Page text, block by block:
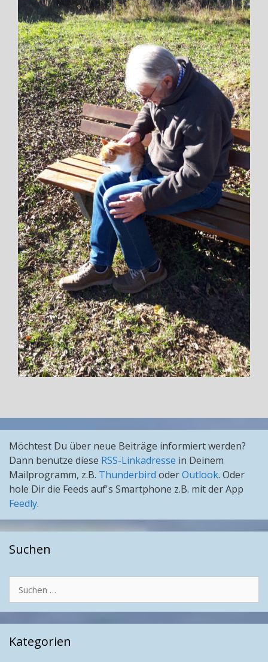
Möchtest Du über neue Beiträge informiert werden?
Dann benutze diese RSS-Linkadresse in Deinem
Mailprogramm, z.B. Thunderbird oderOutlook. Oder
hole Dir die Feeds auf's Smartphone z.B. mit der App
Feedly.
Suchen
nach:
Kategorien